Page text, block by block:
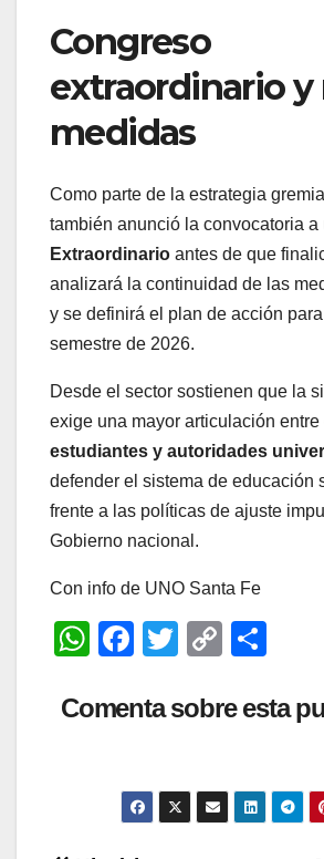
Congreso
extraordinario y
medidas
Como parte de la estrategia
también anunció la convocatoria a
Extraordinario antes de que
analizará la continuidad de las
y se definirá el plan de acción
semestre de 2026.
Desde el sector sostienen que la
exige una mayor articulación entre
estudiantes y autoridades
defender el sistema de educación
frente a las políticas de ajuste
Gobierno nacional.
Con info de UNO Santa Fe
W
at
F
c
b
o
T
tt
C
p
Li
n
m
ar
tir
Comenta sobre esta